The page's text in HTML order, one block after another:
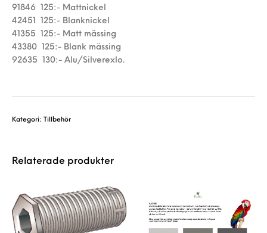
91846 125:- Mattnickel
42451 125:- Blanknickel
41355 125:- Matt mässing
43380 125:- Blank mässing
92635 130:- Alu/Silverexlo.
Kategori: Tillbehör
Relaterade produkter